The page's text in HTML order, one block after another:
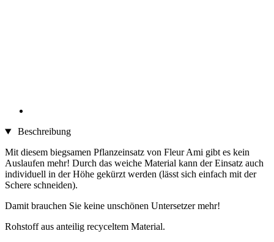
Beschreibung
Mit diesem biegsamen Pflanzeinsatz von Fleur Ami gibt es kein
Auslaufen mehr! Durch das weiche Material kann der Einsatz auch
individuell in der Höhe gekürzt werden (lässt sich einfach mit der
Schere schneiden).
Damit brauchen Sie keine unschönen Untersetzer mehr!
Rohstoff aus anteilig recyceltem Material.